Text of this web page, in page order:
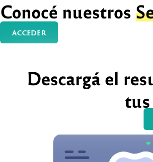
Conocé nuestros
ACCEDER
Descargá el
tus